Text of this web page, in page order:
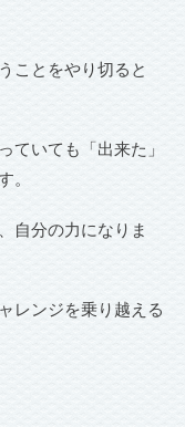
ことをやり切ると
ていても「出来た」
。
自分の力になりま
レンジを乗り越える